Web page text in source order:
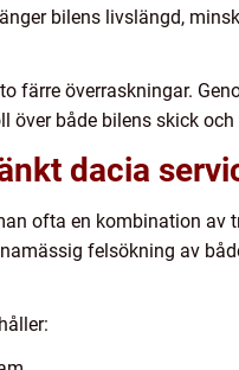
bilens livslängd,
färre överraskningar.
över både bilens skick
dacia
ofta en kombination av
felsökning av